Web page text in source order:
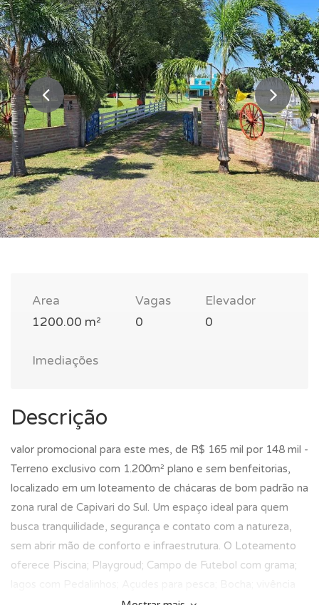
Area
1200.00 m²
Vagas
0
Elevador
0
Imediações
Descrição
valor promocional para este mes, de R$ 165 mil por 148 mil -
Terreno exclusivo com 1.200m² plano e sem benfeitorias,
localizado em um loteamento de chácaras de bom padrão na
zona rural de Capivari do Sul. Um espaço ideal para quem
busca tranquilidade, segurança e contato com a natureza,
sem abrir mão de conforto e infraestrutura. O Loteamento
oferece Piscina; Playgroud; Campo de Futebol com grama;